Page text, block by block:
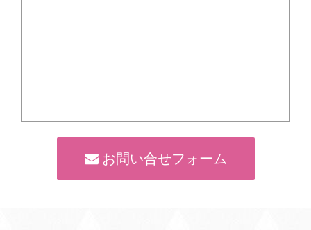
お問い合せフォーム